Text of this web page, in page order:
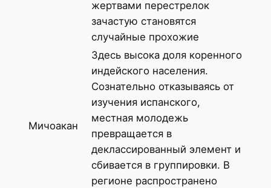
жертвами перестрелок
зачастую становятся
случайные прохожие
Мичоакан
Здесь высока доля коренного
индейского населения.
Сознательно отказываясь от
изучения испанского,
местная молодежь
превращается в
деклассированный элемент и
сбивается в группировки. В
регионе распространено